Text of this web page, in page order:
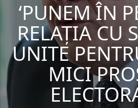
‘PUNEM ÎN
RELAȚIA CU
UNITE
MICI